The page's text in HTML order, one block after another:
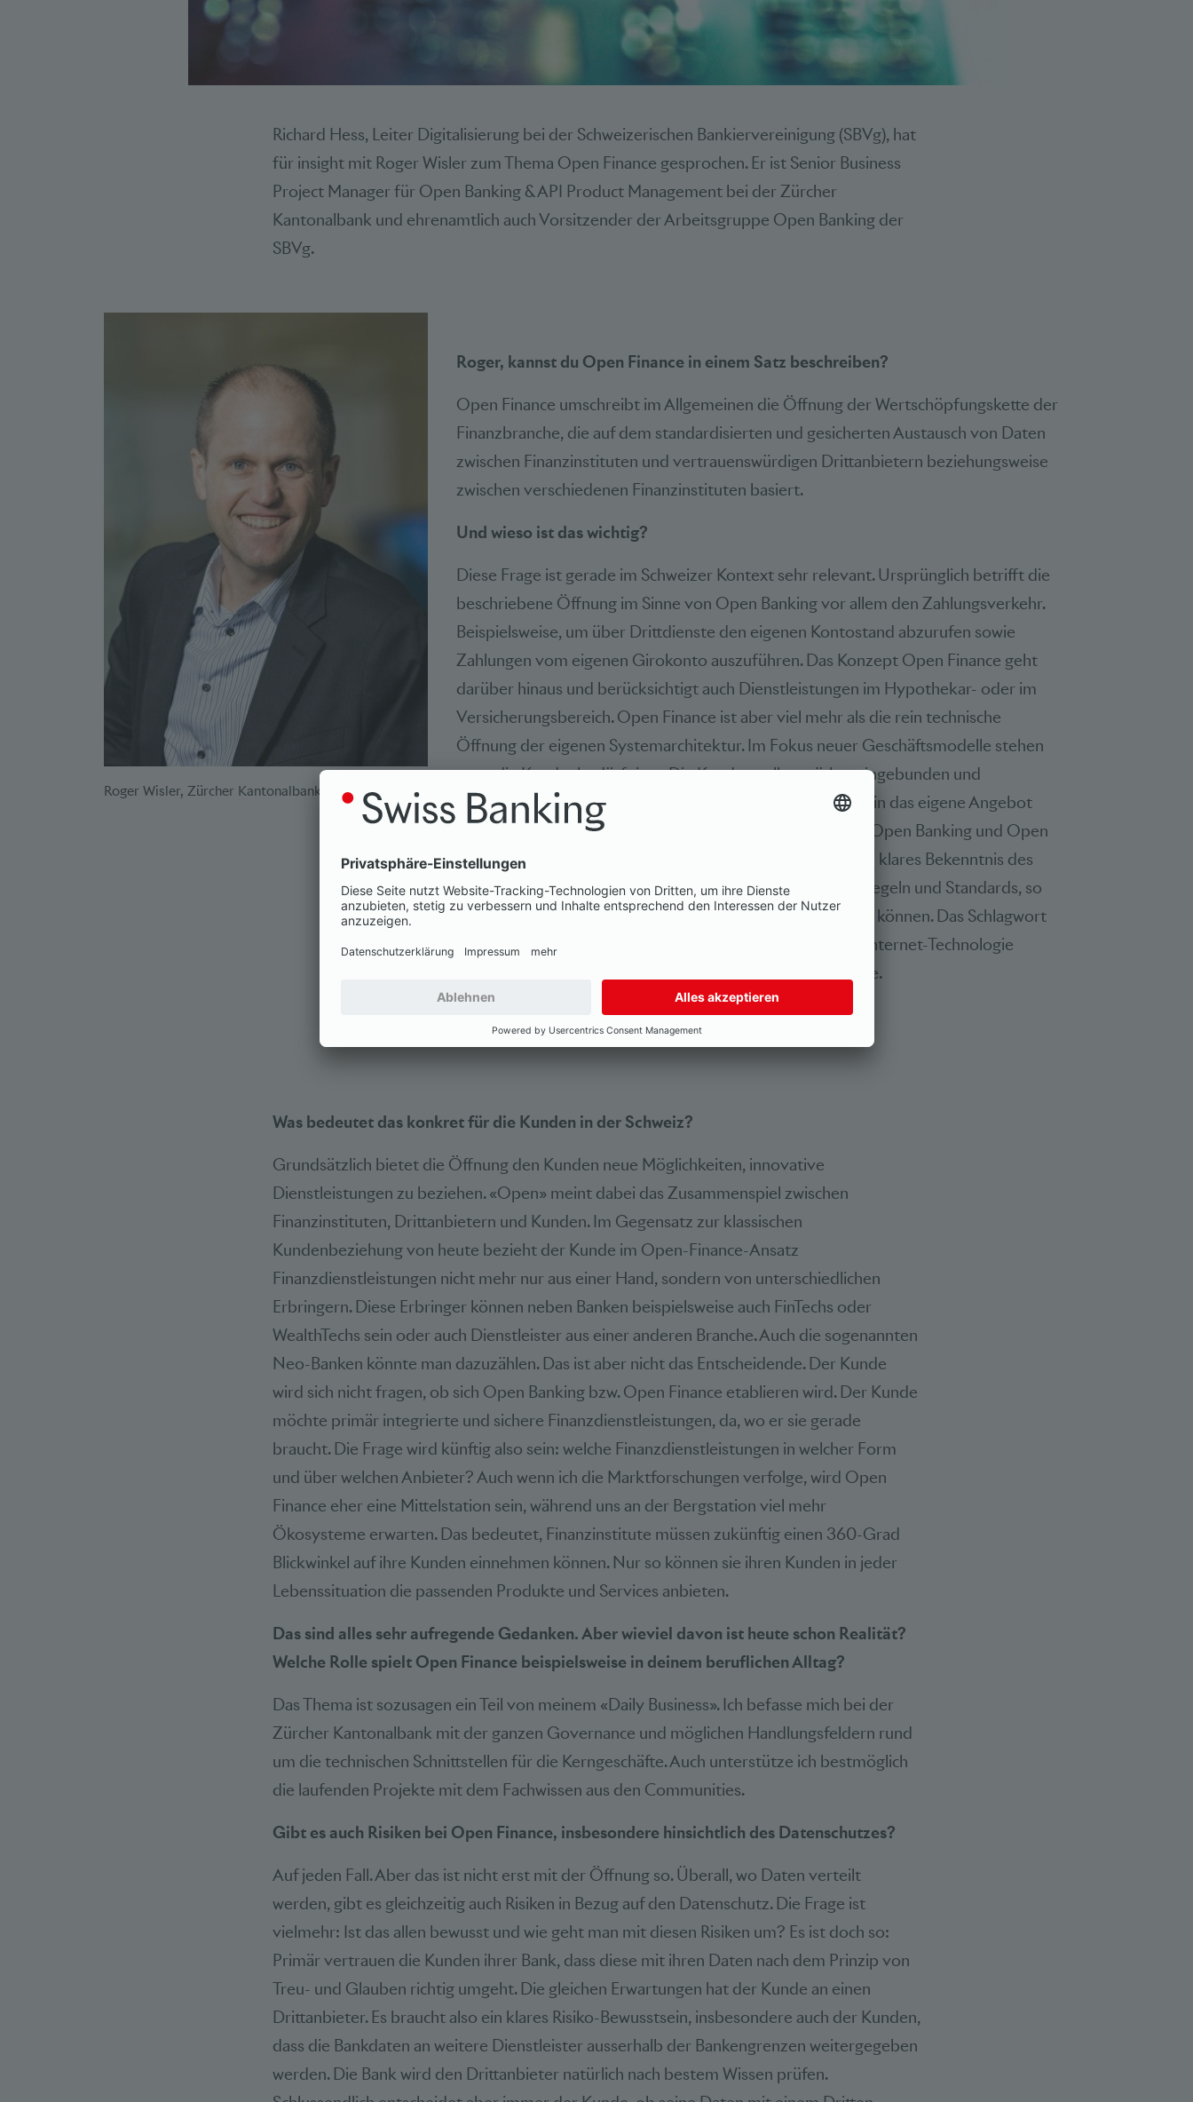
Richard Hess, Leiter Digitalisierung bei der Schweizerischen Bankiervereinigung (SBVg), hat
für insight mit Roger Wisler zum Thema Open Finance gesprochen. Er ist Senior Business
Project Manager für Open Banking & API Product Management bei der Zürcher
Kantonalbank und ehrenamtlich auch Vorsitzender der Arbeitsgruppe Open Banking der
SBVg.
Roger Wisler, Zürcher Kantonalbank
Roger, kannst du Open Finance in einem Satz beschreiben?
Open Finance umschreibt im Allgemeinen die Öffnung der Wertschöpfungskette der
Finanzbranche, die auf dem standardisierten und gesicherten Austausch von Daten
zwischen Finanzinstituten und vertrauenswürdigen Drittanbietern beziehungsweise
zwischen verschiedenen Finanzinstituten basiert.
Und wieso ist das wichtig?
Diese Frage ist gerade im Schweizer Kontext sehr relevant. Ursprünglich betrifft die
beschriebene Öffnung im Sinne von Open Banking vor allem den Zahlungsverkehr.
Beispielsweise, um über Drittdienste den eigenen Kontostand abzurufen sowie
Zahlungen vom eigenen Girokonto auszuführen. Das Konzept Open Finance geht
darüber hinaus und berücksichtigt auch Dienstleistungen im Hypothekar- oder im
Versicherungsbereich. Open Finance ist aber viel mehr als die rein technische
Öffnung der eigenen Systemarchitektur. Im Fokus neuer Geschäftsmodelle stehen
stets die Kundenbedürfnisse. Die Kunden sollen stärker eingebunden und
beispielsweise Mehrwertdienste von Drittanbietern direkt in das eigene Angebot
des Finanzinstituts integriert werden. Der Schritt Richtung Open Banking und Open
Finance ist daher vor allem ein strategischer Schritt, was ein klares Bekenntnis des
Managements erfordert. Die Öffnung braucht auch klare Regeln und Standards, so
dass alle miteinander einheitlich und sicher kommunizieren können. Das Schlagwort
hier ist API, also Application Programming Interfaces. Die Internet-Technologie
kommt damit auch zunehmend in der Finanzwelt zum Zuge.
Was bedeutet das konkret für die Kunden in der Schweiz?
Grundsätzlich bietet die Öffnung den Kunden neue Möglichkeiten, innovative
Dienstleistungen zu beziehen. «Open» meint dabei das Zusammenspiel zwischen
Finanzinstituten, Drittanbietern und Kunden. Im Gegensatz zur klassischen
Kundenbeziehung von heute bezieht der Kunde im Open-Finance-Ansatz
Finanzdienstleistungen nicht mehr nur aus einer Hand, sondern von unterschiedlichen
Erbringern. Diese Erbringer können neben Banken beispielsweise auch FinTechs oder
WealthTechs sein oder auch Dienstleister aus einer anderen Branche. Auch die sogenannten
Neo-Banken könnte man dazuzählen. Das ist aber nicht das Entscheidende. Der Kunde
wird sich nicht fragen, ob sich Open Banking bzw. Open Finance etablieren wird. Der Kunde
möchte primär integrierte und sichere Finanzdienstleistungen, da, wo er sie gerade
braucht. Die Frage wird künftig also sein: welche Finanzdienstleistungen in welcher Form
und über welchen Anbieter? Auch wenn ich die Marktforschungen verfolge, wird Open
Finance eher eine Mittelstation sein, während uns an der Bergstation viel mehr
Ökosysteme erwarten. Das bedeutet, Finanzinstitute müssen zukünftig einen 360-Grad
Blickwinkel auf ihre Kunden einnehmen können. Nur so können sie ihren Kunden in jeder
Lebenssituation die passenden Produkte und Services anbieten.
Das sind alles sehr aufregende Gedanken. Aber wieviel davon ist heute schon Realität?
Welche Rolle spielt Open Finance beispielsweise in deinem beruflichen Alltag?
Das Thema ist sozusagen ein Teil von meinem «Daily Business». Ich befasse mich bei der
Zürcher Kantonalbank mit der ganzen Governance und möglichen Handlungsfeldern rund
um die technischen Schnittstellen für die Kerngeschäfte. Auch unterstütze ich bestmöglich
die laufenden Projekte mit dem Fachwissen aus den Communities.
Gibt es auch Risiken bei Open Finance, insbesondere hinsichtlich des Datenschutzes?
Auf jeden Fall. Aber das ist nicht erst mit der Öffnung so. Überall, wo Daten verteilt
werden, gibt es gleichzeitig auch Risiken in Bezug auf den Datenschutz. Die Frage ist
vielmehr: Ist das allen bewusst und wie geht man mit diesen Risiken um? Es ist doch so:
Primär vertrauen die Kunden ihrer Bank, dass diese mit ihren Daten nach dem Prinzip von
Treu- und Glauben richtig umgeht. Die gleichen Erwartungen hat der Kunde an einen
Drittanbieter. Es braucht also ein klares Risiko-Bewusstsein, insbesondere auch der Kunden,
dass die Bankdaten an weitere Dienstleister ausserhalb der Bankengrenzen weitergegeben
werden. Die Bank wird den Drittanbieter natürlich nach bestem Wissen prüfen.